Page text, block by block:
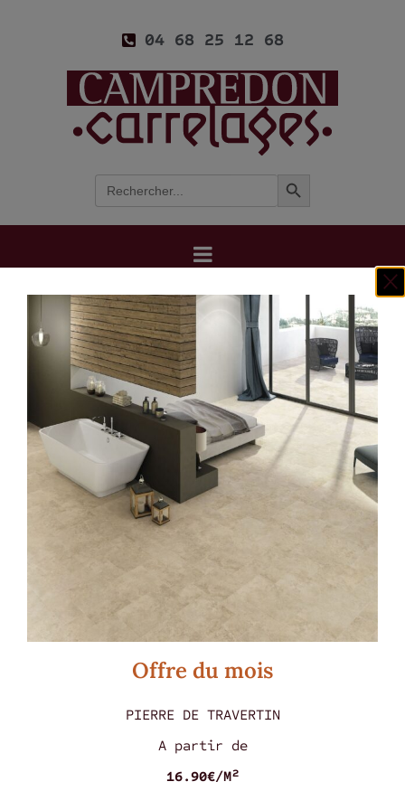
04 68 25 12 68
Search
for:
Search Button
Accueil / Colles & joints / Systèmes de pose
Systèmes de
pose
Colles
Coupe carreaux
Aucun produit actuellement
La Ferraudière
Offre du mois
PIERRE DE TRAVERTIN
A partir de
16.90€/M²